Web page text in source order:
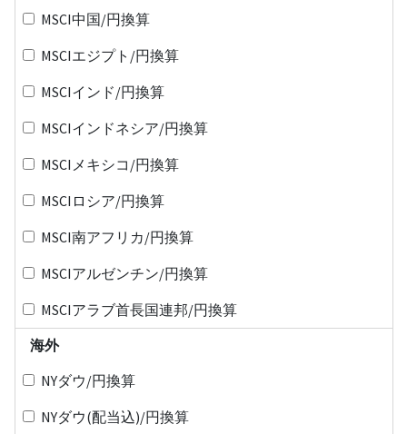
MSCI中国/円換算
MSCIエジプト/円換算
MSCIインド/円換算
MSCIインドネシア/円換算
MSCIメキシコ/円換算
MSCIロシア/円換算
MSCI南アフリカ/円換算
MSCIアルゼンチン/円換算
MSCIアラブ首長国連邦/円換算
海外
NYダウ/円換算
NYダウ(配当込)/円換算